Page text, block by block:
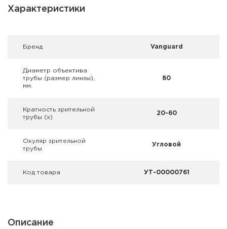
Оружейные шкафы и сейфы
Чехлы и кейсы
Сигнальные средства
Дартс
Характеристики
Брeнд Vanguard
Диаметр объектива
трубы (размер линзы),
мм.
80
Кратность зрительной
трубы (х)
20-60
Окуляр зрительной
трубы
Угловой
Код товара УТ-00000761
Описание